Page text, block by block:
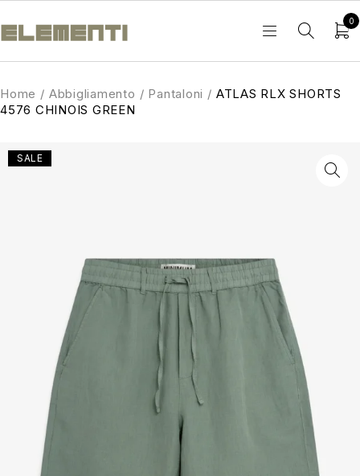
0
Home / Abbigliamento / Pantaloni / ATLAS RLX SHORTS
4576 CHINOIS GREEN
SALE